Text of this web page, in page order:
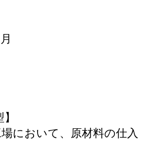
において、原材料の仕入